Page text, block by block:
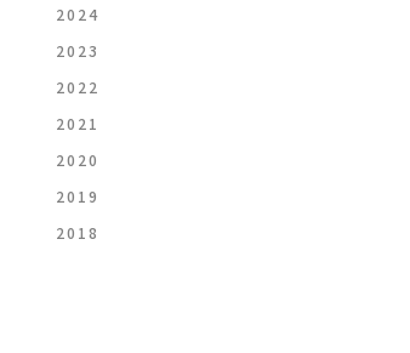
2024
2023
2022
2021
2020
2019
2018